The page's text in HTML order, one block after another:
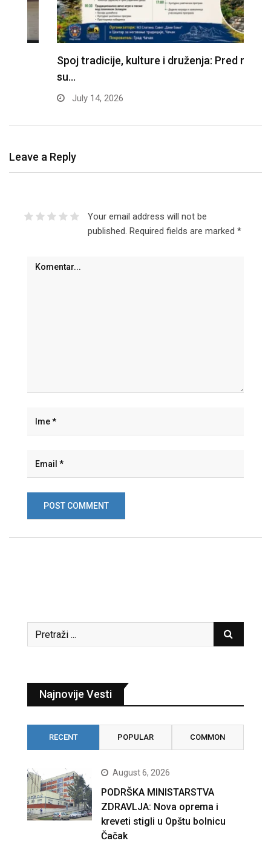
Spoj tradicije, kulture i druženja: Pred nama
July 14, 2026
Leave a Reply
Your email address will not be
published. Required fields are marked *
Najnovije Vesti
RECENT POPULAR COMMON
August 6, 2026
PODRŠKA MINISTARSTVA
ZDRAVLJA: Nova oprema i
kreveti stigli u Opštu bolnicu
Čačak